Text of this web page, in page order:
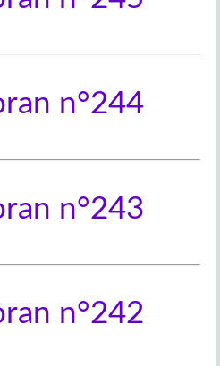
n°244
n°243
n°242